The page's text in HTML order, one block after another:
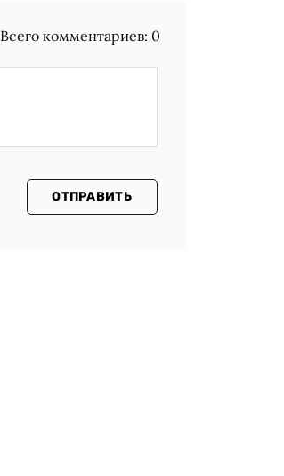
Всего комментариев: 0
ОТПРАВИТЬ